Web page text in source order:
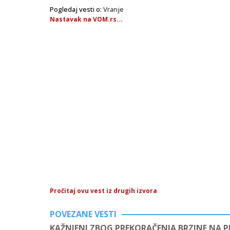
Pogledaj vesti o: Vranje
Nastavak na VOM.rs...
Pročitaj ovu vest iz drugih izvora
POVEZANE VESTI